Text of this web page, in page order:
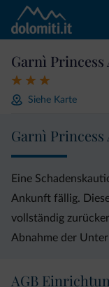
Garnì
Siehe Karte
Garnì
Eine
Ankunft fällig.
vollständig
Abnahme der
AGB